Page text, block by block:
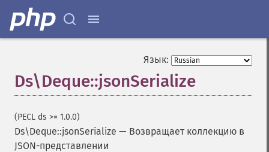
Язык:
Ds\Deque::jsonSerialize
(PECL ds >= 1.0.0)
Ds\Deque::jsonSerialize — Возвращает коллекцию в
JSON-представлении